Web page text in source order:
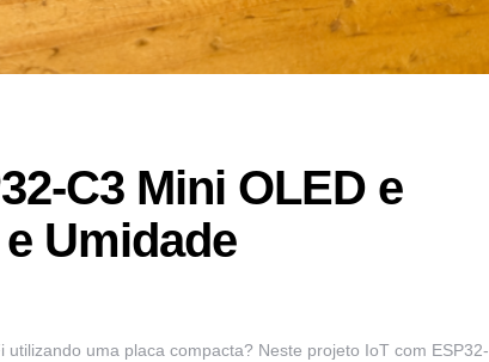
C3 Mini OLED e
Umidade
uma placa compacta? Neste projeto IoT com ESP32-